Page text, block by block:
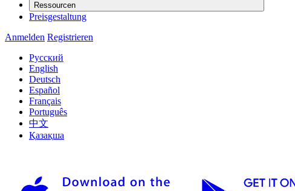
Ressourcen
Preisgestaltung
Anmelden Registrieren
Русский
English
Deutsch
Español
Français
Português
中文
Қазақша